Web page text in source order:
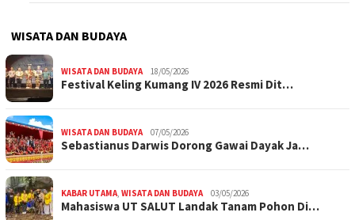
WISATA DAN BUDAYA
WISATA DAN BUDAYA 18/05/2026
Festival Keling Kumang IV 2026 Resmi Dit…
WISATA DAN BUDAYA 07/05/2026
Sebastianus Darwis Dorong Gawai Dayak Ja…
KABAR UTAMA, WISATA DAN BUDAYA 03/05/2026
Mahasiswa UT SALUT Landak Tanam Pohon Di…